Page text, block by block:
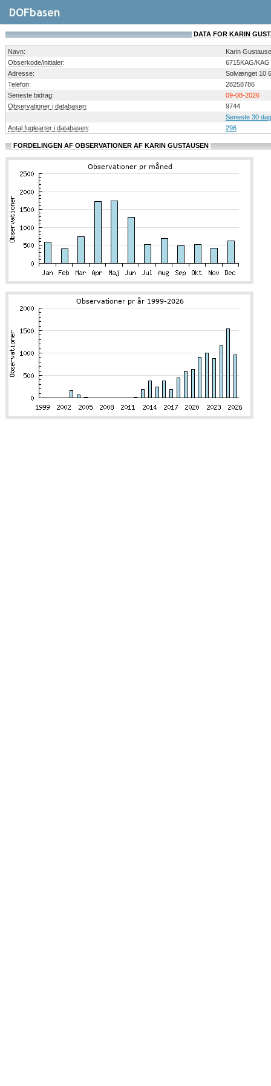
DATA FOR KARIN
Navn:
Karin
Obserkode/initialer:
6715KAG/KAG
Adresse:
Solvænget 10
Telefon:
28258786
Seneste bidrag:
09-08-2026
Observationer i databasen:
9744
Seneste 30
Antal fuglearter i databasen: 296
FORDELINGEN AF OBSERVATIONER AF KARIN GUSTAUSEN